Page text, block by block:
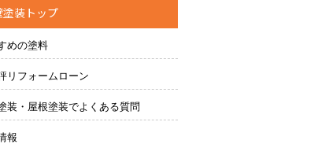
塗装トップ
めの塗料
リフォームローン
装・屋根塗装でよくある質問
報
り補修のご相談・ご質問・無料診断、お見積りは無料で